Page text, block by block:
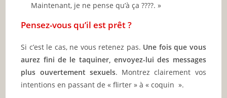
Maintenant, je ne pense qu’à ça ????. »
Pensez-vous qu’il est prêt ?
Si c’est le cas, ne vous retenez pas. Une fois que vous
aurez fini de le taquiner, envoyez-lui des messages
plus ouvertement sexuels. Montrez clairement vos
intentions en passant de « flirter » à « coquin ».